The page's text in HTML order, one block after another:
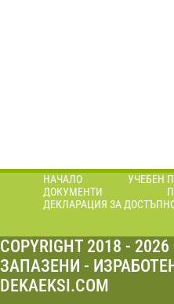
НАЧАЛО УЧЕБЕН
ДОКУМЕНТИ
ДЕКЛАРАЦИЯ ЗА
COPYRIGHT 2018 -
ЗАПАЗЕНИ -
DEKAEKSI.COM